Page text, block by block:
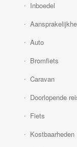
Inboedel
Auto
Bromfiets
Caravan
Doorlopende
Fiets
Kostbaarheden